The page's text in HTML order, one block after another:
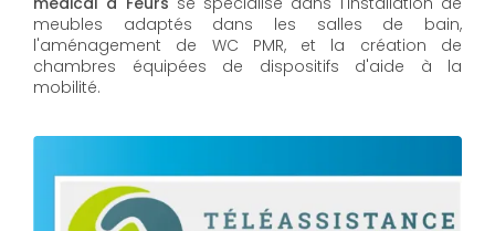
meubles adaptés dans les salles de bain,
l'aménagement de WC PMR, et la création de
chambres équipées de dispositifs d'aide à la
mobilité.